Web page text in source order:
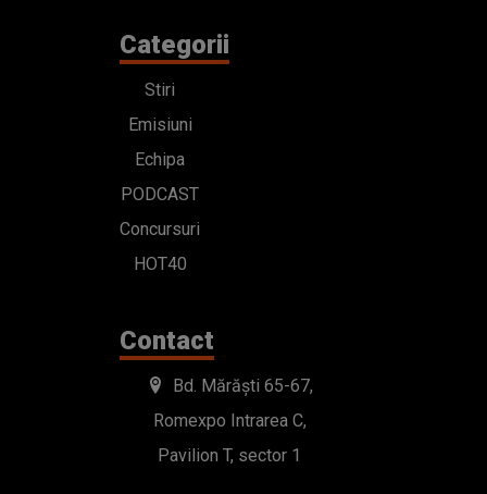
Categorii
Stiri
Emisiuni
Echipa
PODCAST
Concursuri
HOT40
Contact
Bd. Mărăști 65-67,
Romexpo Intrarea C,
Pavilion T, sector 1